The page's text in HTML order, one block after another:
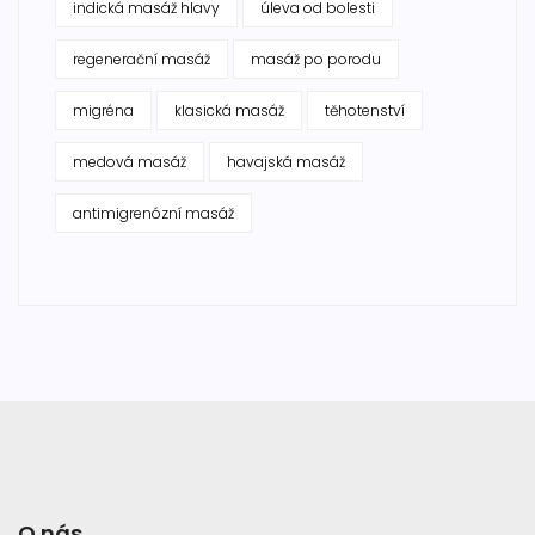
indická masáž hlavy úleva od bolesti
regenerační masáž masáž po porodu
migréna klasická masáž těhotenství
medová masáž havajská masáž
antimigrenózní masáž